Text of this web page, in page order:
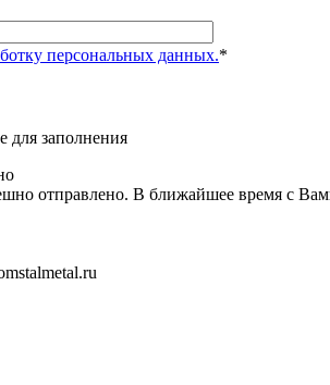
персональных данных.*
для заполнения
отправлено. В ближайшее время с